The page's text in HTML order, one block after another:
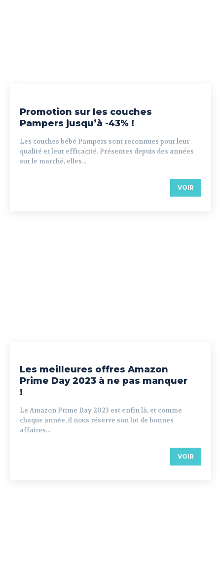
Promotion sur les couches
Pampers jusqu’à -43% !
Les couches bébé Pampers sont reconnues pour leur
qualité et leur efficacité. Présentes depuis des années
sur le marché, elles...
VOIR
Les meilleures offres Amazon
Prime Day 2023 à ne pas manquer
!
Le Amazon Prime Day 2023 est enfin là, et comme
chaque année, il nous réserve son lot de bonnes
affaires...
VOIR